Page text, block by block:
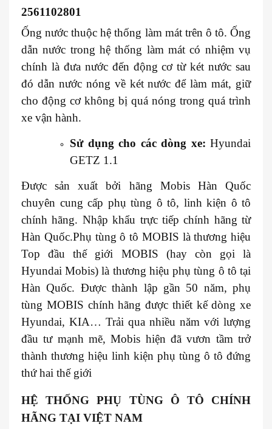
2561102801
Ống nước thuộc hệ thống làm mát trên ô tô. Ống
dẫn nước trong hệ thống làm mát có nhiệm vụ
chính là đưa nước đến động cơ từ két nước sau
đó dẫn nước nóng về két nước để làm mát, giữ
cho động cơ không bị quá nóng trong quá trình
xe vận hành.
Sử dụng cho các dòng xe: Hyundai
GETZ 1.1
Được sản xuất bởi hãng Mobis Hàn Quốc
chuyên cung cấp phụ tùng ô tô, linh kiện ô tô
chính hãng. Nhập khẩu trực tiếp chính hãng từ
Hàn Quốc.Phụ tùng ô tô MOBIS là thương hiệu
Top đầu thế giới MOBIS (hay còn gọi là
Hyundai Mobis) là thương hiệu phụ tùng ô tô tại
Hàn Quốc. Được thành lập gần 50 năm, phụ
tùng MOBIS chính hãng được thiết kế dòng xe
Hyundai, KIA… Trải qua nhiều năm với lượng
đầu tư mạnh mẽ, Mobis hiện đã vươn tầm trở
thành thương hiệu linh kiện phụ tùng ô tô đứng
thứ hai thế giới
HỆ THỐNG PHỤ TÙNG Ô TÔ CHÍNH
HÃNG TẠI VIỆT NAM